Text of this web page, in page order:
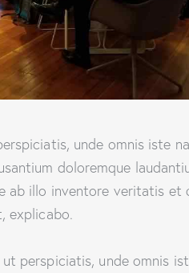
unde omnis iste
doloremque
ab illo inventore veritatis
explicabo.
ut perspiciatis, unde omnis